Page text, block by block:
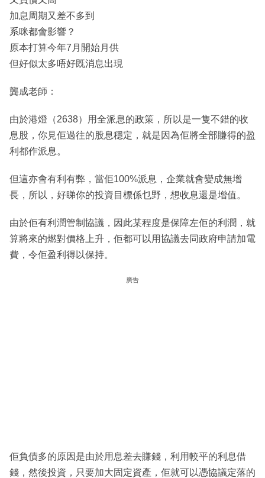
加息周期又差不多到
系咪都會影響？
原本打算今年7月開始月供
但好似太多唔好既消息出現
龔成老師：
由於港燈（2638）用全派息的政策，所以是一隻不錯的收
息股，你見佢過往的股息穩定，就是因為佢將全部賺得的盈
利都作派息。
但這亦會有利有弊，當佢100%派息，企業就會變成無增
長，所以，好睇你的投資目標係乜野，想收息還是增值。
由於佢有利潤管制協議，因此某程度是保障左佢的利潤，就
算將來的燃對價格上升，佢都可以用協議去同政府申請加電
費，令佢盈利得以保持。
廣告
佢負債多的原因是由於用息差去賺錢，利用較平的利息借
錢，然後投資，只要加大固定資產，佢就可以憑協議定落的